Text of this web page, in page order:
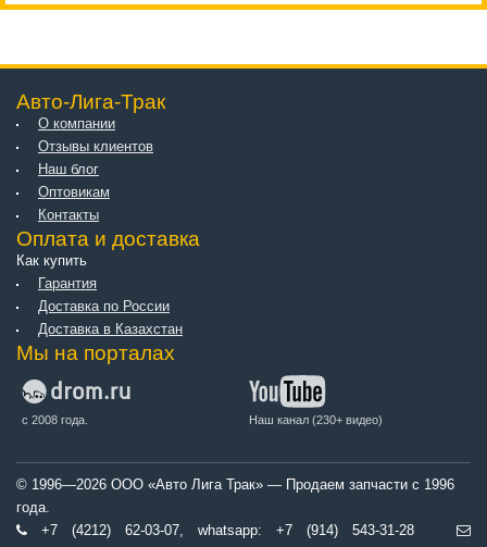
Авто-Лига-Трак
О компании
Отзывы клиентов
Наш блог
Оптовикам
Контакты
Оплата и доставка
Как купить
Гарантия
Доставка по России
Доставка в Казахстан
Мы на порталах
с 2008 года. Наш канал (230+ видео)
© 1996—2026 ООО «Авто Лига Трак» — Продаем запчасти с 1996
года.
+7 (4212) 62-03-07, whatsapp: +7 (914) 543-31-28